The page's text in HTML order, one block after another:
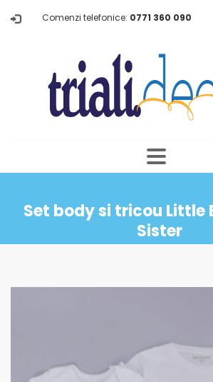
Comenzi telefonice: 0771 360 090
Set body si tricou Little
Sister